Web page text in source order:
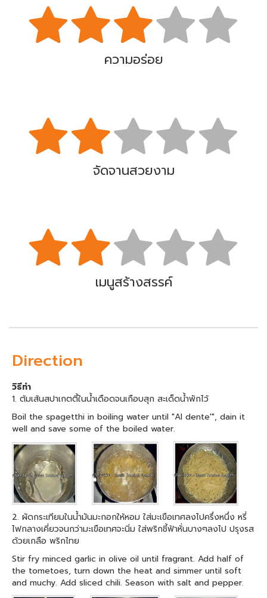
ความอร่อย
จัดจานสวยงาม
เมนูสร้างสรรค์
Direction
วิธีทำ
1. ต้มเส้นสปาเกตตี้ในน้ำเดือดจนเกือบสุก สะเด็ดน้ำพักไว้
Boil the spagetthi in boiling water until "Al dente'", dain it
well and save some of the boiled water.
2. ผัดกระเทียมในน้ำมันมะกอกให้หอม ใส่มะเขือเทศลงไปครึ่งหนึ่ง หรี่
ไฟกลางเคี่ยวจนกว่ามะเขือเทศจะนิ่ม ใส่พริกชี้ฟ้าหั่นบางๆลงไป ปรุงรส
ด้วยเกลือ พริกไทย
Stir fry minced garlic in olive oil until fragrant. Add half of
the tometoes, turn down the heat and simmer until soft
and muchy. Add sliced chili. Season with salt and pepper.